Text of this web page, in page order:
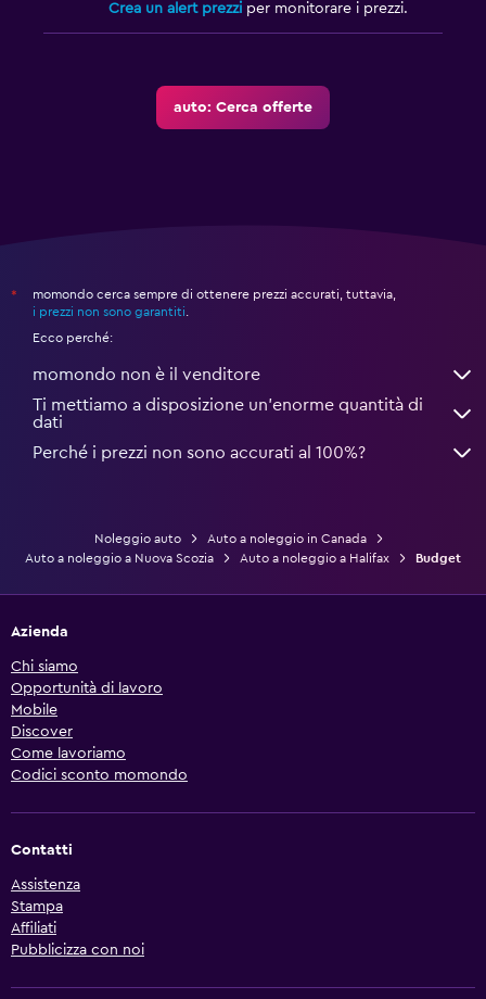
Crea un alert prezzi per monitorare i prezzi.
auto: Cerca offerte
*
momondo cerca sempre di ottenere prezzi accurati, tuttavia,
i prezzi non sono garantiti.
Ecco perché:
momondo non è il venditore
Ti mettiamo a disposizione un’enorme quantità di
dati
Perché i prezzi non sono accurati al 100%?
Noleggio auto
Auto a noleggio in Canada
Auto a noleggio a Nuova Scozia
Auto a noleggio a Halifax Budget
Azienda
Chi siamo
Opportunità di lavoro
Mobile
Discover
Come lavoriamo
Codici sconto momondo
Contatti
Assistenza
Stampa
Affiliati
Pubblicizza con noi